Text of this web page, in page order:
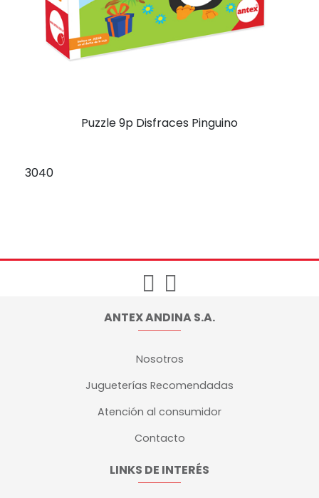
Puzzle 9p Disfraces Pinguino
3040
ANTEX ANDINA S.A.
Nosotros
Jugueterías Recomendadas
Atención al consumidor
Contacto
LINKS DE INTERÉS